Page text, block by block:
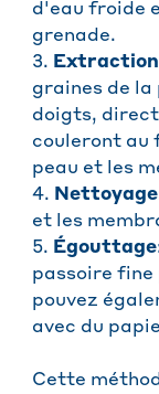
d'eau froide
grenade.
3. Extraction
graines de la
doigts,
couleront au
peau et les
4. Nettoyage
et les
5. Égouttage
passoire fine
pouvez
avec du
Cette